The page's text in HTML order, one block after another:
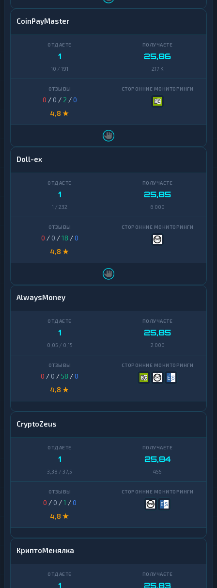
CoinPayMaster
1
10 / 191
25,86
217 K
0 / 0 / 2 /0
4,8 ★
Doll-ex
1
1 / 232
25,85
6 000
0 / 0 /18 /0
4,8 ★
AlwaysMoney
1
0,05 / 0,15
25,85
2 000
0 / 0 /58 /0
4,8 ★
CryptoZeus
1
3,38 / 37,5
25,84
455
0 / 0 /1 /0
4,8 ★
КриптоМенялка
1 25,83